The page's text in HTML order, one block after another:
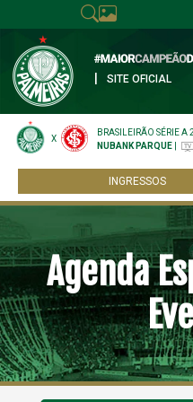
SITE OFICIAL
X
BRASILEIRÃO SÉRIE A
NUBANK PARQUE
INGRESSOS
Agenda